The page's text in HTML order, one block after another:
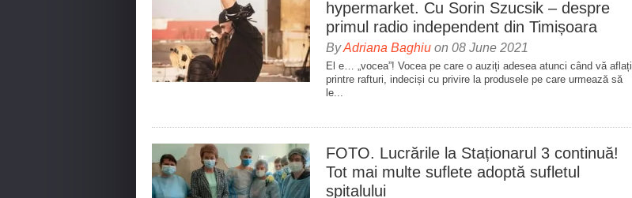
hypermarket. Cu Sorin Szucsik – despre
primul radio independent din Timișoara
ByAdriana Baghiu on 08 June 2021
El e… „vocea”! Vocea pe care o auziți adesea atunci când vă aflați
printre rafturi, indeciși cu privire la produsele pe care urmează să
le...
FOTO. Lucrările la Staționarul 3 continuă!
Tot mai multe suflete adoptă sufletul
spitalului